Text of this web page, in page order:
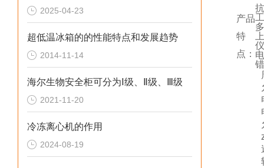
2025-04-23
超低温冰箱的的性能特点和发展趋势
2014-11-14
海尔生物安全柜可分为Ⅰ级、Ⅱ级、Ⅲ级
2021-11-20
冷冻离心机的作用
2024-08-19
产品
特
点：